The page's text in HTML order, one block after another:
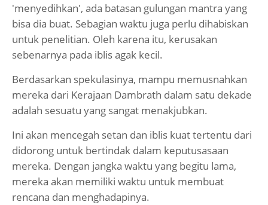
'menyedihkan', ada batasan gulungan mantra yang
bisa dia buat. Sebagian waktu juga perlu dihabiskan
untuk penelitian. Oleh karena itu, kerusakan
sebenarnya pada iblis agak kecil.
Berdasarkan spekulasinya, mampu memusnahkan
mereka dari Kerajaan Dambrath dalam satu dekade
adalah sesuatu yang sangat menakjubkan.
Ini akan mencegah setan dan iblis kuat tertentu dari
didorong untuk bertindak dalam keputusasaan
mereka. Dengan jangka waktu yang begitu lama,
mereka akan memiliki waktu untuk membuat
rencana dan menghadapinya.